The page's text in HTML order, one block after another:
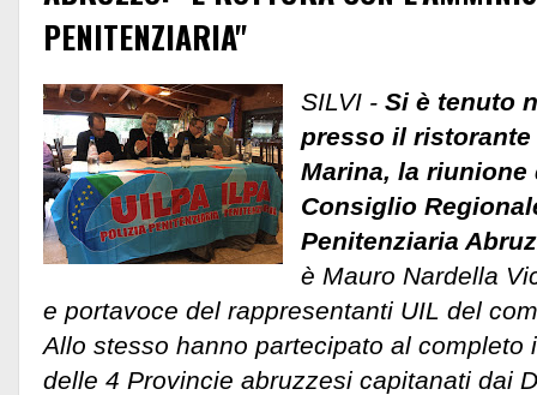
PENITENZIARIA"
SILVI -Si è tenuto
presso il ristorante
Marina, la riunione
Consiglio
Penitenziaria
è Mauro Nardella
e portavoce del rappresentanti UIL del
Allo stesso hanno partecipato al completo
delle 4 Provincie abruzzesi capitanati dai